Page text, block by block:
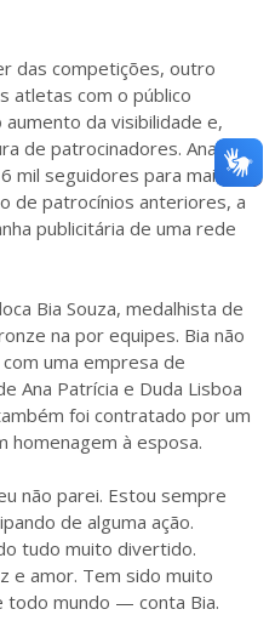
das competições, outro
atletas com o público
da visibilidade e,
de patrocinadores. Ana
mil seguidores para mais
de patrocínios anteriores, a
publicitária de uma rede
Bia Souza, medalhista de
na por equipes. Bia não
uma empresa de
Ana Patrícia e Duda Lisboa
foi contratado por um
homenagem à esposa.
não parei. Estou sempre
de alguma ação.
tudo muito divertido.
e amor. Tem sido muito
todo mundo — conta Bia.